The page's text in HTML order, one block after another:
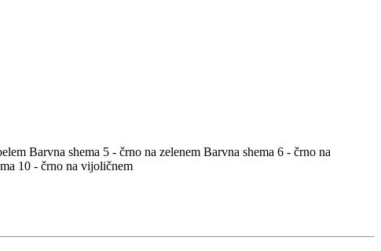
Barvna shema 5 - črno na zelenem Barvna shema 6 - črno na
10 - črno na vijoličnem